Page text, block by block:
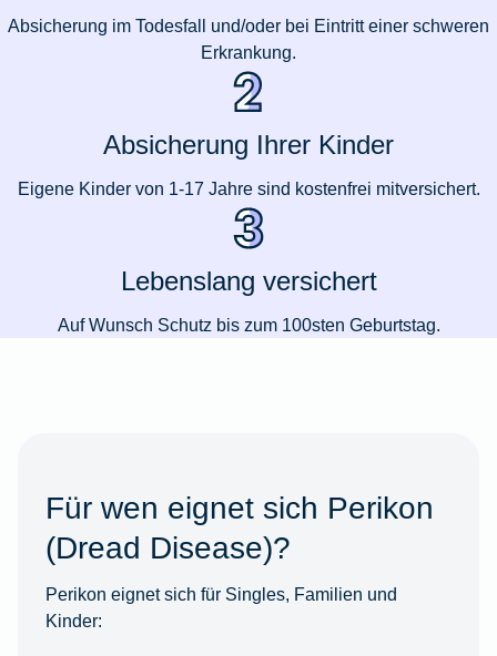
Absicherung im Todesfall und/oder bei Eintritt einer schweren
Erkrankung.
Absicherung Ihrer Kinder
Eigene Kinder von 1-17 Jahre sind kostenfrei mitversichert.
Lebenslang versichert
Auf Wunsch Schutz bis zum 100sten Geburtstag.
Für wen eignet sich Perikon
(Dread Disease)?
Perikon eignet sich für Singles, Familien und
Kinder: